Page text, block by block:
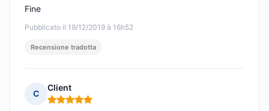
Pubblicato il 19/12/2019 à 16h52
Fine
Recensione tradotta
C
Client
Nota: 5 su 5